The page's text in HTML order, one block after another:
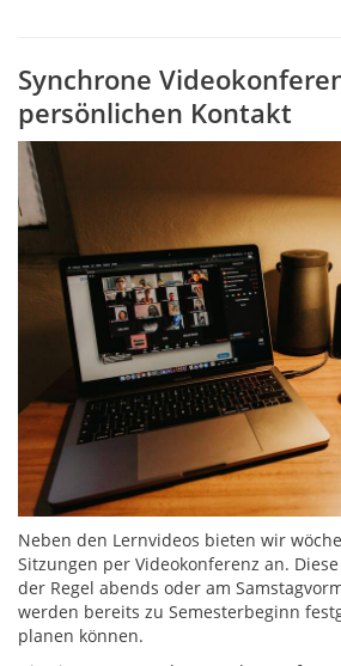
Synchrone
persönlichen Kontakt
Neben den Lernvideos bieten wir
Sitzungen per Videokonferenz an.
der Regel abends oder am
werden bereits zu Semesterbeginn
planen können.